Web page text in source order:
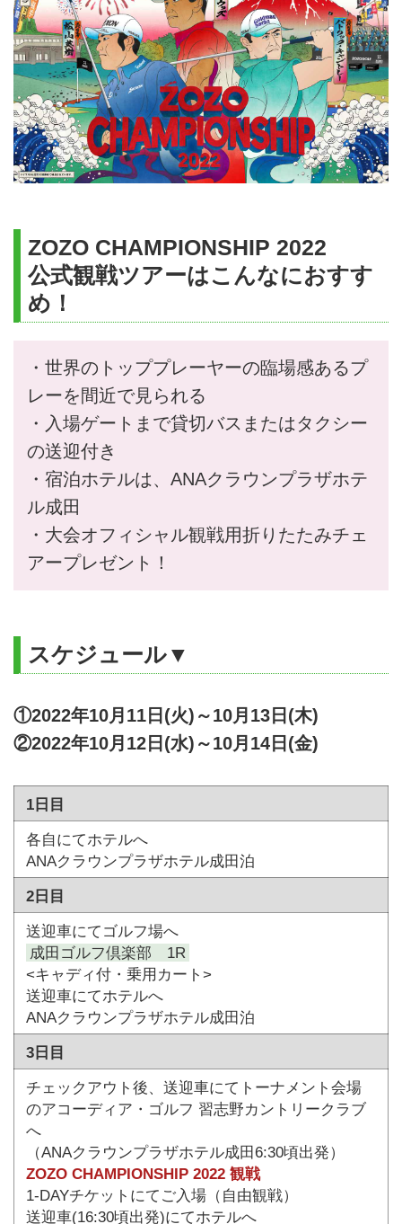
ZOZO CHAMPIONSHIP 2022
公式観戦ツアーはこんなにおすす
め！
・世界のトッププレーヤーの臨場感あるプ
レーを間近で見られる
・入場ゲートまで貸切バスまたはタクシー
の送迎付き
・宿泊ホテルは、ANAクラウンプラザホテ
ル成田
・大会オフィシャル観戦用折りたたみチェ
アープレゼント！
スケジュール▼
①2022年10月11日(火)～10月13日(木)
②2022年10月12日(水)～10月14日(金)
1日目
各自にてホテルへ
ANAクラウンプラザホテル成田泊
2日目
送迎車にてゴルフ場へ
成田ゴルフ倶楽部 1R
<キャディ付・乗用カート>
送迎車にてホテルへ
ANAクラウンプラザホテル成田泊
3日目
チェックアウト後、送迎車にてトーナメント会場
のアコーディア・ゴルフ 習志野カントリークラブ
へ
（ANAクラウンプラザホテル成田6:30頃出発）
ZOZO CHAMPIONSHIP 2022 観戦
1-DAYチケットにてご入場（自由観戦）
送迎車(16:30頃出発)にてホテルへ